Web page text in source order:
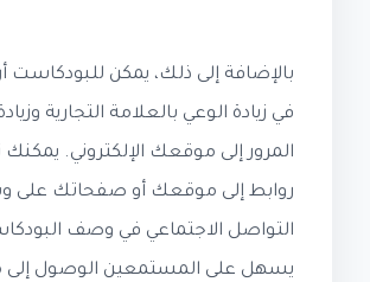
بالإضافة إلى ذلك، يمكن للبودكاست
في زيادة الوعي بالعلامة التجارية
المرور إلى موقعك الإلكتروني.
روابط إلى موقعك أو صفحاتك على
التواصل الاجتماعي في وصف
يسهل على المستمعين الوصول إلى